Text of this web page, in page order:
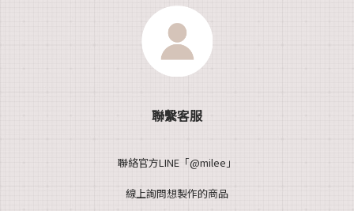
聯繫客服
聯絡官方LINE「@milee」
線上詢問想製作的商品